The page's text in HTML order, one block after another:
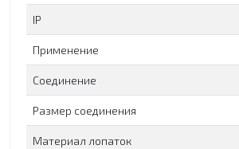
IP
Применение
Соединение
Размер соединения
Материал лопаток